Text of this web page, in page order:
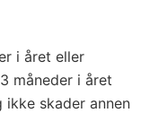
i året eller
måneder i året
skader annen